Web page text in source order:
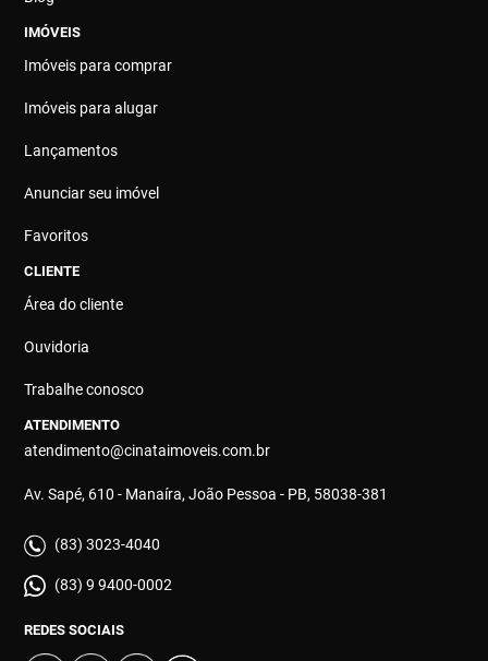
IMÓVEIS
Imóveis para comprar
Imóveis para alugar
Lançamentos
Anunciar seu imóvel
Favoritos
CLIENTE
Área do cliente
Ouvidoria
Trabalhe conosco
ATENDIMENTO
atendimento@cinataimoveis.com.br
Av. Sapé, 610 - Manaíra, João Pessoa - PB, 58038-381
(83) 3023-4040
(83) 9 9400-0002
REDES SOCIAIS